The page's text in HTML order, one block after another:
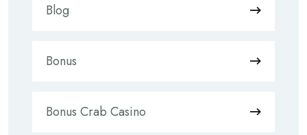
Blog
Bonus
Bonus Crab Casino